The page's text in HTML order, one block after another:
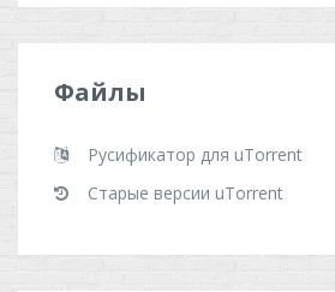
Файлы
Русификатор для uTorrent
Старые версии uTorrent